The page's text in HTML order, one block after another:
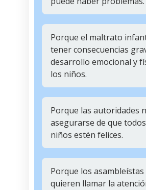
Porque el maltrato
tener consecuencias
desarrollo emocional y
los niños.
Porque las autoridades
asegurarse de que
niños estén felices.
Porque los
quieren llamar la